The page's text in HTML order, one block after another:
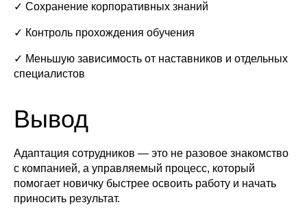
✓ Сохранение корпоративных знаний
✓ Контроль прохождения обучения
✓ Меньшую зависимость от наставников и отдельных
специалистов
Вывод
Адаптация сотрудников — это не разовое знакомство
с компанией, а управляемый процесс, который
помогает новичку быстрее освоить работу и начать
приносить результат.